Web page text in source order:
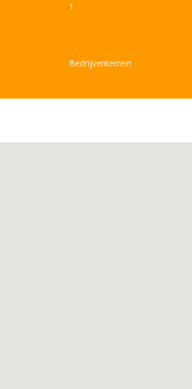
1
Bedrijventerrein